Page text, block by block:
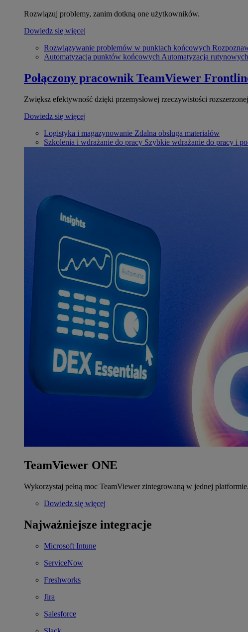
Rozwiązuj problemy, zanim dotkną one użytkowników.
Dowiedz się więcej
Rozwiązywanie problemów w punktach końcowych
Automatyzacja punktów końcowych Automatyzacja
Połączony pracownik TeamViewer
Zwiększ efektywność dzięki przemysłowej rzeczywistości
Dowiedz się więcej
Logistyka i magazynowanie Zdalna obsługa materiałów
Szkolenia i wdrażanie do pracy Szybkie wdrażanie do pracy i
TeamViewer ONE
Wykorzystaj pełną moc TeamViewer zintegrowaną w jednej platformie.
Dowiedz się więcej
Najważniejsze integracje
Microsoft Intune
ServiceNow
Freshworks
Jira
Salesforce